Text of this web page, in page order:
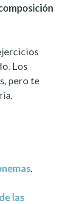
Los
pero te
.
las